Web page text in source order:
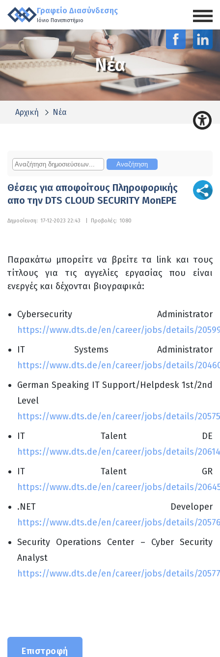
Γραφείο Διασύνδεσης
Ιόνιο Πανεπιστήμιο
Νέα
Αρχική Νέα
Θέσεις για αποφοίτους Πληροφορικής
απο την DTS CLOUD SECURITY MonEPE
Δημοσίευση: 17-12-2023 22:43 Προβολές: 1080
Παρακάτω μπορείτε να βρείτε τα link και τους
τίτλους για τις αγγελίες εργασίας που είναι
ενεργές και δέχονται βιογραφικά:
Cybersecurity Administrator
https://www.dts.de/en/career/jobs/details/
IT Systems Administrator
https://www.dts.de/en/career/jobs/details/
German Speaking IT Support/Helpdesk 1st/2nd
Level
https://www.dts.de/en/career/jobs/details/20575
IT Talent DE
https://www.dts.de/en/career/jobs/details/20614
IT Talent GR
https://www.dts.de/en/career/jobs/details/
.NET Developer
https://www.dts.de/en/career/jobs/details/
Security Operations Center – Cyber Security
Analyst
https://www.dts.de/en/career/jobs/details/20577
Επιστροφή